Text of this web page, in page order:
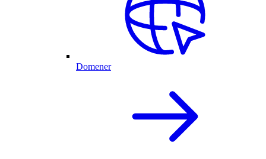
Domener